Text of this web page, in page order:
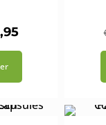
Huidige
prijs